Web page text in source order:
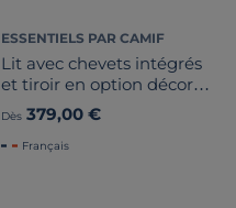
ESSENTIELS PAR CAMIF
Lit avec chevets intégrés
et tiroir en option décor
bois Palerme
Dès 379,00 €
Français